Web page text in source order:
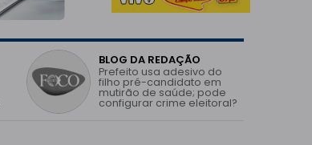
BLOG DA REDAÇÃO
Prefeito usa adesivo do
filho pré-candidato em
mutirão de saúde; pode
configurar crime eleitoral?